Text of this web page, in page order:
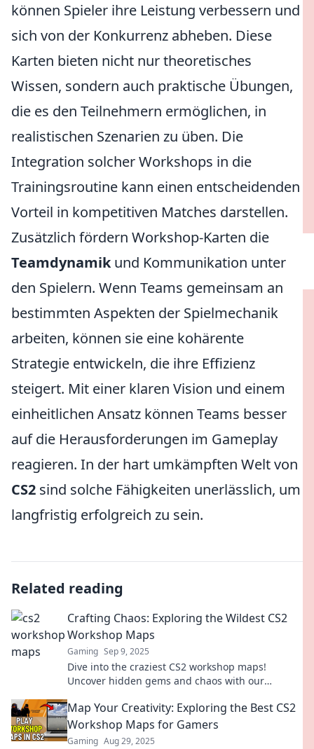
können Spieler ihre Leistung verbessern und
sich von der Konkurrenz abheben. Diese
Karten bieten nicht nur theoretisches
Wissen, sondern auch praktische Übungen,
die es den Teilnehmern ermöglichen, in
realistischen Szenarien zu üben. Die
Integration solcher Workshops in die
Trainingsroutine kann einen entscheidenden
Vorteil in kompetitiven Matches darstellen.
Zusätzlich fördern Workshop-Karten die
Teamdynamikund Kommunikation unter
den Spielern. Wenn Teams gemeinsam an
bestimmten Aspekten der Spielmechanik
arbeiten, können sie eine kohärente
Strategie entwickeln, die ihre Effizienz
steigert. Mit einer klaren Vision und einem
einheitlichen Ansatz können Teams besser
auf die Herausforderungen im Gameplay
reagieren. In der hart umkämpften Welt von
CS2 sind solche Fähigkeiten unerlässlich, um
langfristig erfolgreich zu sein.
Related reading
Crafting Chaos: Exploring the Wildest CS2
Workshop Maps
Gaming Sep 9, 2025
Dive into the craziest CS2 workshop maps!
Uncover hidden gems and chaos with our
Map Your Creativity: Exploring the Best CS2
Workshop Maps for Gamers
Gaming Aug 29, 2025